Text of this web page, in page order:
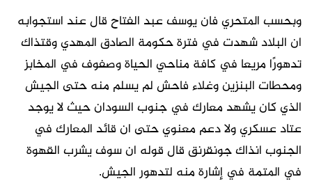
وبحسب المتحري فان يوسف عبد الفتاح قال عند استجوابه
ان البلاد شهدت في فترة حكومة الصادق المهدي وقتذاك
تدهورًا مريعا في كافة مناحي الحياة وصفوف في المخابز
ومحطات البنزين وغلاء فاحش لم يسلم منه حتى الجيش
الذي كان يشهد معارك في جنوب السودان حيث لا يوجد
عتاد عسكري ولا دعم معنوي حتى ان قائد المعارك في
الجنوب انذاك جونقرنق قال قوله ان سوف يشرب القهوة
في المتمة في إشارة منه لتدهور الجيش.